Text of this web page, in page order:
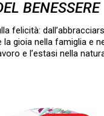
BENESSERE
felicità:
gioia nella famiglia e
e l’estasi nella